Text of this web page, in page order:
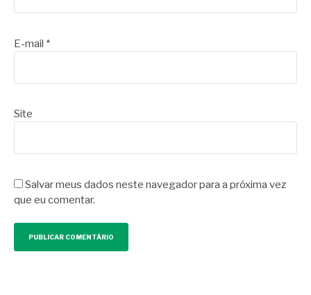
E-mail *
Site
Salvar meus dados neste navegador para a próxima vez
que eu comentar.